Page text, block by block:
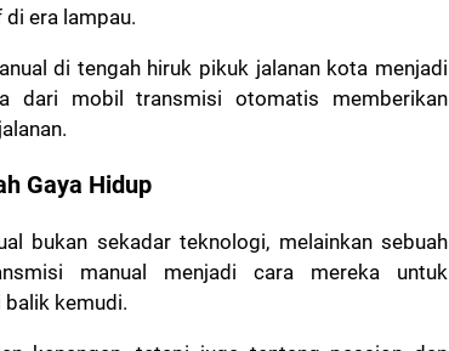
era lampau.
di tengah hiruk pikuk jalanan kota menjadi
dari mobil transmisi otomatis memberikan
Gaya Hidup
bukan sekadar teknologi, melainkan sebuah
manual menjadi cara mereka untuk
kemudi.